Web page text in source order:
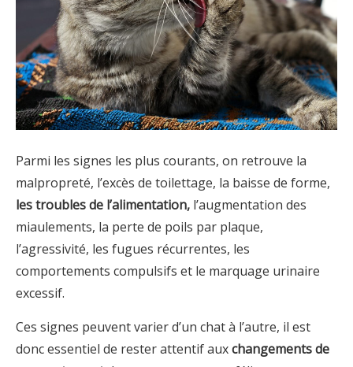
Parmi les signes les plus courants, on retrouve la
malpropreté, l’excès de toilettage, la baisse de forme,
les troubles de l’alimentation, l’augmentation des
miaulements, la perte de poils par plaque,
l’agressivité, les fugues récurrentes, les
comportements compulsifs et le marquage urinaire
excessif.
Ces signes peuvent varier d’un chat à l’autre, il est
donc essentiel de rester attentif auxchangements de